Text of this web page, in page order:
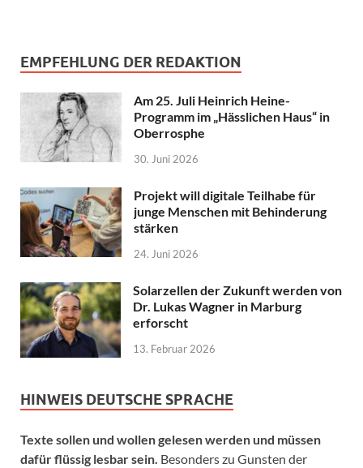
EMPFEHLUNG DER REDAKTION
Am 25. Juli Heinrich Heine-
Programm im „Hässlichen Haus“ in
Oberrosphe
30. Juni 2026
Projekt will digitale Teilhabe für
junge Menschen mit Behinderung
stärken
24. Juni 2026
Solarzellen der Zukunft werden von
Dr. Lukas Wagner in Marburg
erforscht
13. Februar 2026
HINWEIS DEUTSCHE SPRACHE
Texte sollen und wollen gelesen werden und müssen
dafür flüssig lesbar sein. Besonders zu Gunsten der